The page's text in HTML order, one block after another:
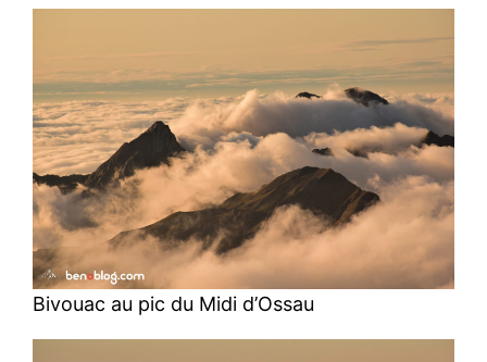
Bivouac au pic du Midi d’Ossau